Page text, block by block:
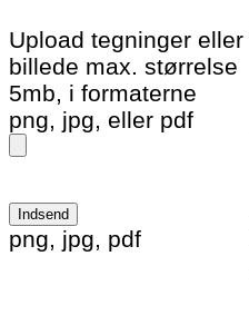
Upload tegninger eller
billede max. størrelse
5mb, i formaterne
png, jpg, eller pdf
Please leave this field
png, jpg, pdf